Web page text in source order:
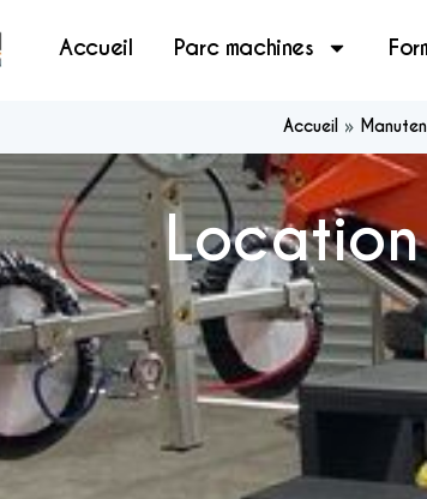
Accueil Parc machines
Accueil »